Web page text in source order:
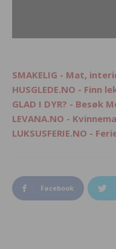
SMAKELIG - Mat,
HUSGLEDE.NO -
GLAD I DYR? - Besøk
LEVANA.NO -
LUKSUSFERIE.NO -
Facebook